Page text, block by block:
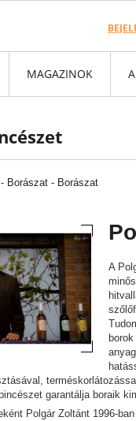
MAGAZINOK
- Borászat - Borászat
A
garantálja boraik
Polgár Zoltánt 1996-